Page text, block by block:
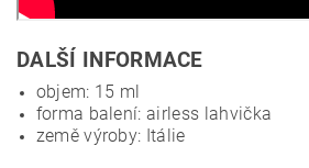
DALŠÍ INFORMACE
objem: 15 ml
forma balení: airless lahvička
země výroby: Itálie